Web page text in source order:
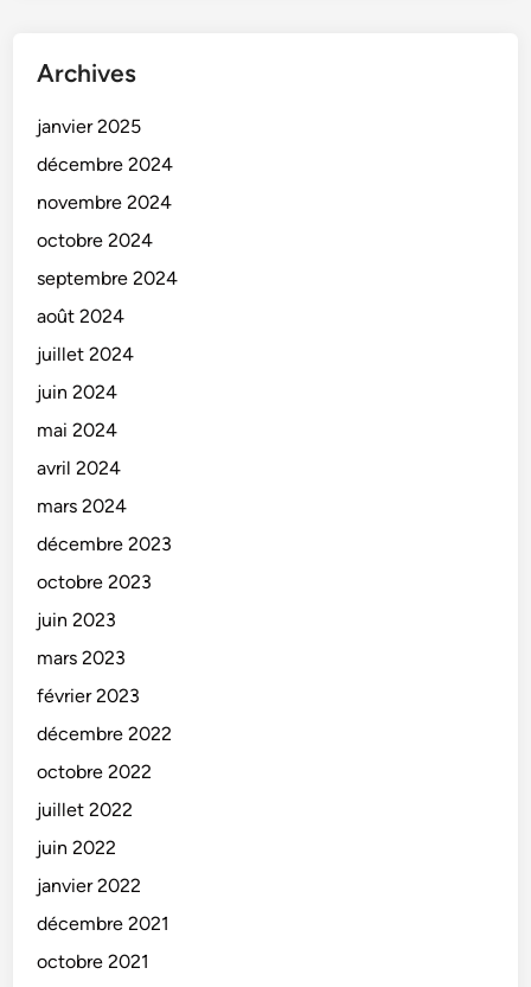
Archives
janvier 2025
décembre 2024
novembre 2024
octobre 2024
septembre 2024
août 2024
juillet 2024
juin 2024
mai 2024
avril 2024
mars 2024
décembre 2023
octobre 2023
juin 2023
mars 2023
février 2023
décembre 2022
octobre 2022
juillet 2022
juin 2022
janvier 2022
décembre 2021
octobre 2021